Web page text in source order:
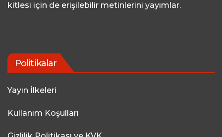
kitlesi için de erişilebilir metinlerini yayımlar.
Politikalar
Yayın İlkeleri
Kullanım Koşulları